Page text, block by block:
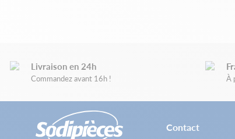
Livraison en 24h
Commandez avant 16h ! À
Contact